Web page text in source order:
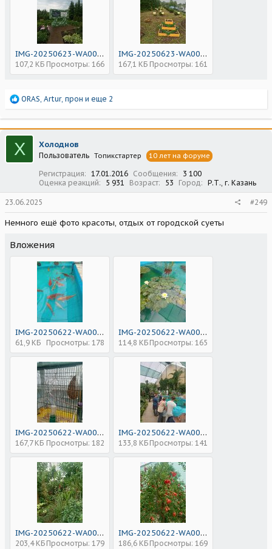
IMG-20250623-WA0051.jpg
107,2 КБ Просмотры: 166
IMG-20250623-WA0053.jpg
167,1 КБ Просмотры: 161
Р
а
к
ц
и
и
ORAS, Artur, прон и еще 2
Х Холоднов
Пользователь Топикстартер 10 лет на форуме
Регистрация 17.01.2016 Сообщения
3 100
Оценка реакций
5 931 Возраст 53 Город Р.Т., г. Казань
23.06.2025 #249
Немного ещё фото красоты, отдых от городской суеты
Вложения
IMG-20250622-WA0045.jpg
61,9 КБ Просмотры: 178
IMG-20250622-WA0044.jpg
114,8 КБ Просмотры: 165
IMG-20250622-WA0046.jpg
167,7 КБ Просмотры: 182
IMG-20250622-WA0047.jpg
133,8 КБ Просмотры: 141
IMG-20250622-WA0048.jpg
203,4 КБ Просмотры: 179
IMG-20250622-WA0049.jpg
186,6 КБ Просмотры: 169